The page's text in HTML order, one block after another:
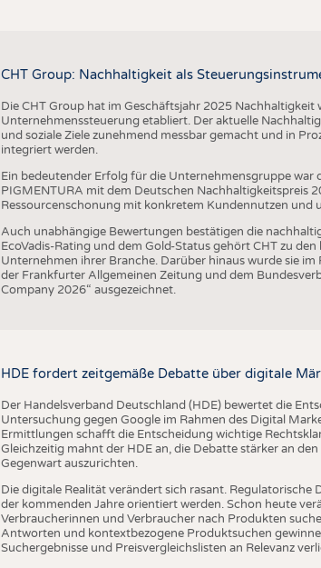
CHT Group: Nachhaltigkeit als
Die CHT Group hat im Geschäftsjahr 2025 Nachhaltigkeit
Unternehmenssteuerung etabliert. Der aktuelle
und soziale Ziele zunehmend messbar gemacht und in
integriert werden.
Ein bedeutender Erfolg für die Unternehmensgruppe war
PIGMENTURA mit dem Deutschen Nachhaltigkeitspreis
Ressourcenschonung mit konkretem Kundennutzen
Auch unabhängige Bewertungen bestätigen die
EcoVadis-Rating und dem Gold-Status gehört CHT zu
Unternehmen ihrer Branche. Darüber hinaus wurde sie
der Frankfurter Allgemeinen Zeitung und dem
Company 2026“ ausgezeichnet.
HDE fordert zeitgemäße Debatte über digitale
Der Handelsverband Deutschland (HDE) bewertet die
Untersuchung gegen Google im Rahmen des Digital
Ermittlungen schafft die Entscheidung wichtige
Gleichzeitig mahnt der HDE an, die Debatte stärker an
Gegenwart auszurichten.
Die digitale Realität verändert sich rasant.
der kommenden Jahre orientiert werden. Schon heute
Verbraucherinnen und Verbraucher nach Produkten
Antworten und kontextbezogene Produktsuchen
Suchergebnisse und Preisvergleichslisten an Relevanz